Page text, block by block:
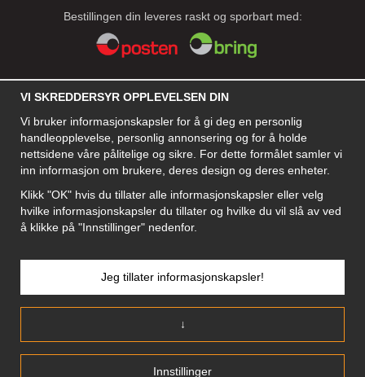
Bestillingen din leveres raskt og sporbart med:
BEDRIFT
Motley Denim Norge AS
911 891 581 MVA
NB! Ikke bruk denne adressen til å sende produkter i retur!
NORGE/NORSK
VI SKREDDERSYR OPPLEVELSEN DIN
Vi bruker informasjonskapsler for å gi deg en personlig
handleopplevelse, personlig annonsering og for å holde
nettsidene våre pålitelige og sikre. For dette formålet samler vi
inn informasjon om brukere, deres design og deres enheter.
Klikk "OK" hvis du tillater alle informasjonskapsler eller velg
hvilke informasjonskapsler du tillater og hvilke du vil slå av ved
å klikke på "Innstillinger" nedenfor.
Innstillinger
↓
Jeg tillater informasjonskapsler!